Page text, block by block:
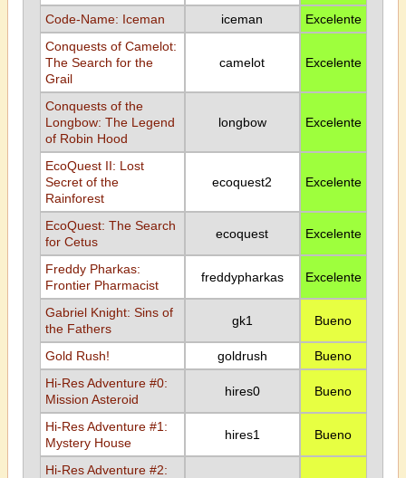
Code-Name: Iceman
iceman
Excelente
Conquests of Camelot:
The Search for the
Grail
camelot Excelente
Conquests of the
Longbow: The Legend
of Robin Hood
longbow Excelente
EcoQuest II: Lost
Secret of the
Rainforest
ecoquest2 Excelente
EcoQuest: The Search
for Cetus
ecoquest Excelente
Freddy Pharkas:
Frontier Pharmacist
freddypharkas Excelente
Gabriel Knight: Sins of
the Fathers
gk1 Bueno
Gold Rush! goldrush
Bueno
Hi-Res Adventure #0:
Mission Asteroid
hires0 Bueno
Hi-Res Adventure #1:
Mystery House
hires1 Bueno
Hi-Res Adventure #2: